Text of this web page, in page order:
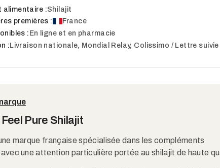
alimentaire :Shilajit
premières :
France
: En ligne et en pharmacie
:Livraison nationale, Mondial Relay, Colissimo / Lettre suivie
Pure Shilajit
marque française spécialisée dans les compléments
une attention particulière portée au shilajit de haute